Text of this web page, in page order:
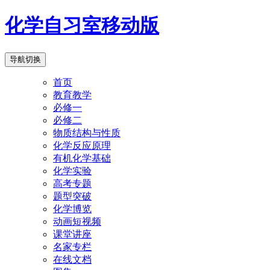
化学自习室移动版
导航切换
首页
教育教学
必修一
必修二
物质结构与性质
化学反应原理
有机化学基础
化学实验
高考专题
题型突破
化学博览
动画短视频
课堂讲座
名家专栏
在线文档